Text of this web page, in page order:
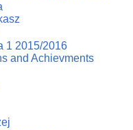
1 2015/2016
and Achievments